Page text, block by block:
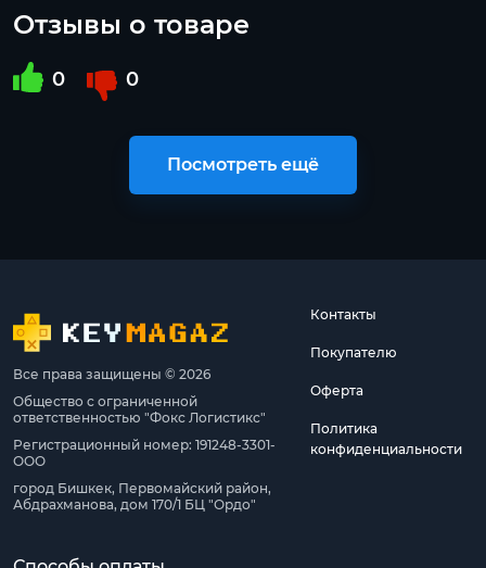
Отзывы о товаре
0 0
Посмотреть ещё
Все права защищены © 2026
Общество с ограниченной
ответственностью "Фокс Логистикс"
Регистрационный номер: 191248-3301-
ООО
город Бишкек, Первомайский район,
Абдрахманова, дом 170/1 БЦ "Ордо"
Контакты
Покупателю
Оферта
Политика
конфиденциальности